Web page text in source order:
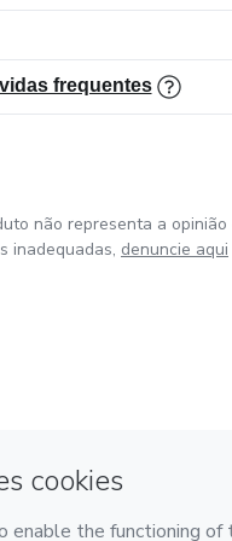
frequentes
não representa a opinião
inadequadas, denuncie aqui